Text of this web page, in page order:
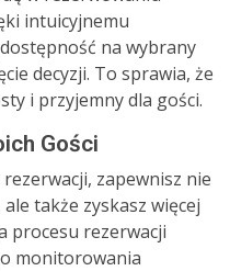
intuicyjnemu
na wybrany
decyzji. To sprawia, że
i przyjemny dla gości.
Gości
zapewnisz nie
także zyskasz więcej
procesu rezerwacji
monitorowania